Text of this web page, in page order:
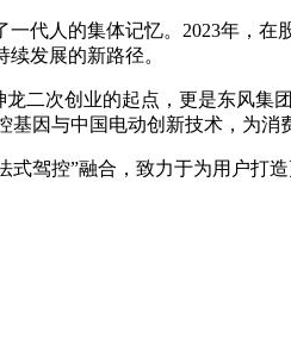
代人的集体记忆。2023年，在
发展的新路径。
二次创业的起点，更是东风集
因与中国电动创新技术，为消
驾控”融合，致力于为用户打造